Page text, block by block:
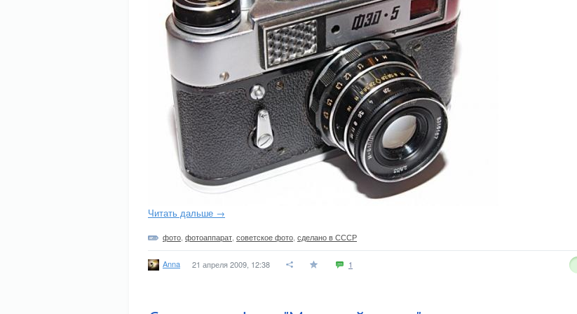
Читать дальше →
фото фотоаппарат советское фото сделано в СССР
Anna 21 апреля 2009, 12:38 1